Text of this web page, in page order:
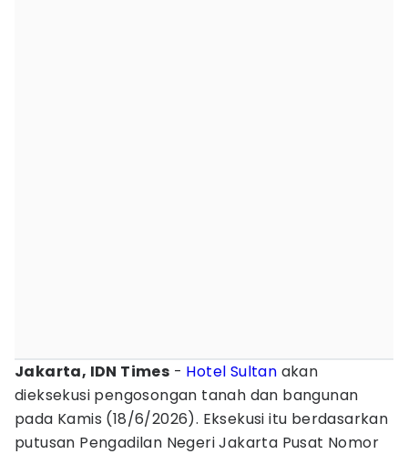
Jakarta, IDN Times - Hotel Sultan akan
dieksekusi pengosongan tanah dan bangunan
pada Kamis (18/6/2026). Eksekusi itu berdasarkan
putusan Pengadilan Negeri Jakarta Pusat Nomor